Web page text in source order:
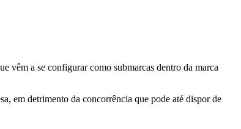
vêm a se configurar como submarcas dentro da marca
em detrimento da concorrência que pode até dispor de